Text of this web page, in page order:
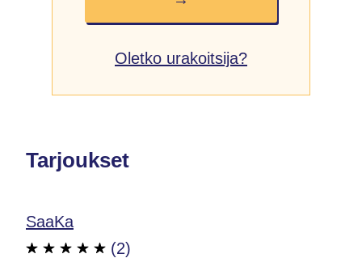
Oletko urakoitsija?
Tarjoukset
SaaKa
(2)